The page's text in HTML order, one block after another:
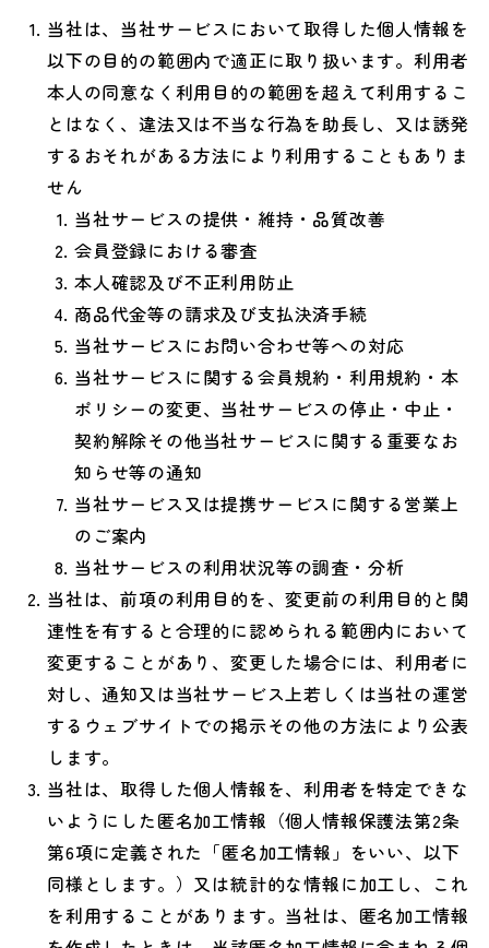
当社は、当社サービスにおいて取得した個人情報を
以下の目的の範囲内で適正に取り扱います。利用者
本人の同意なく利用目的の範囲を超えて利用するこ
とはなく、違法又は不当な行為を助長し、又は誘発
するおそれがある方法により利用することもありま
せん
当社サービスの提供・維持・品質改善
会員登録における審査
本人確認及び不正利用防止
商品代金等の請求及び支払決済手続
当社サービスにお問い合わせ等への対応
当社サービスに関する会員規約・利用規約・本
ポリシーの変更、当社サービスの停止・中止・
契約解除その他当社サービスに関する重要なお
知らせ等の通知
当社サービス又は提携サービスに関する営業上
のご案内
当社サービスの利用状況等の調査・分析
当社は、前項の利用目的を、変更前の利用目的と関
連性を有すると合理的に認められる範囲内において
変更することがあり、変更した場合には、利用者に
対し、通知又は当社サービス上若しくは当社の運営
するウェブサイトでの掲示その他の方法により公表
します。
当社は、取得した個人情報を、利用者を特定できな
いようにした匿名加工情報（個人情報保護法第2条
第6項に定義された「匿名加工情報」をいい、以下
同様とします。）又は統計的な情報に加工し、これ
を利用することがあります。当社は、匿名加工情報